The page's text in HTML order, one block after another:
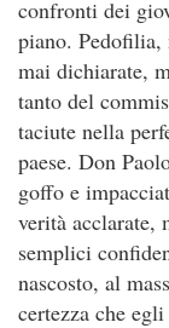
confronti dei
piano. Pedofilia,
mai dichiarate,
tanto del
taciute nella
paese. Don
goffo e
verità acclarate,
semplici
nascosto, al
certezza che